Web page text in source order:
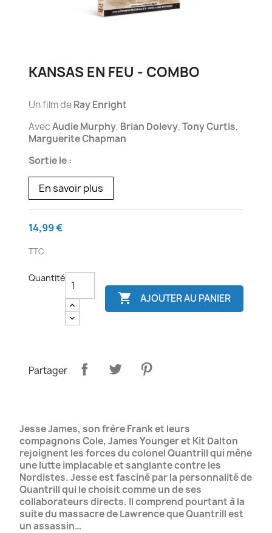
KANSAS EN FEU - COMBO
Un film deRay Enright
AvecAudie Murphy, Brian Dolevy,Tony Curtis,
Marguerite Chapman
Sortie le :
En savoir plus
14,99 €
TTC
Quantité
 AJOUTER AU PANIER
Partager
Jesse James, son frère Frank et leurs
compagnons Cole, James Younger et Kit Dalton
rejoignent les forces du colonel Quantrill qui mène
une lutte implacable et sanglante contre les
Nordistes. Jesse est fasciné par la personnalité de
Quantrill qui le choisit comme un de ses
collaborateurs directs. Il comprend pourtant à la
suite du massacre de Lawrence que Quantrill est
un assassin…